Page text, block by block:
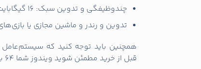
چندوظیفگی و تدوین سبک: 16 گیگابایت توصیه می‌شود.
تدوین و رندر و ماشین مجازی یا بازی‌های سنگین: 32
قبل از خرید مطمئن شوید ویندوز شما 64 بیتی است.